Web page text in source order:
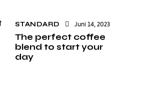
STANDARD Juni 14, 2023
The perfect coffee
blend to start your
day